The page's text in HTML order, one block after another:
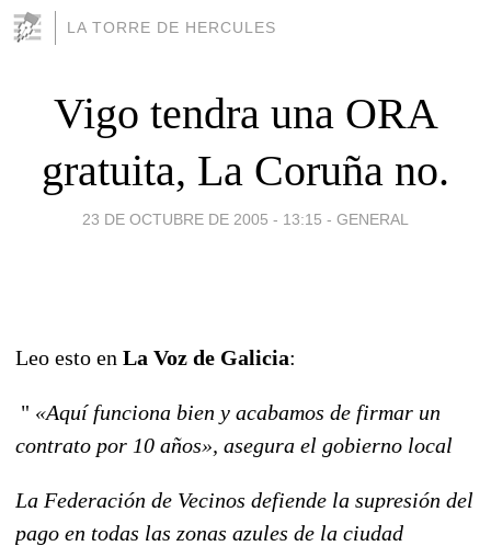
LA TORRE DE HERCULES
Vigo tendra una ORA
gratuita, La Coruña no.
23 DE OCTUBRE DE 2005 - 13:15 - GENERAL
Leo esto en La Voz de Galicia:
" «Aquí funciona bien y acabamos de firmar un
contrato por 10 años», asegura el gobierno local
La Federación de Vecinos defiende la supresión del
pago en todas las zonas azules de la ciudad